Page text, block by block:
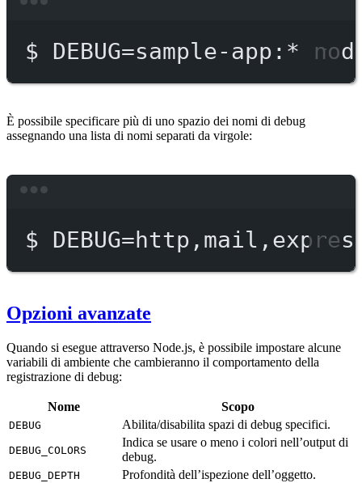
$ DEBUG=sample-app: *
È possibile specificare più di uno spazio dei nomi di debug
assegnando una lista di nomi separati da virgole:
$
Opzioni avanzate
Quando si esegue attraverso Node.js, è possibile impostare alcune
variabili di ambiente che cambieranno il comportamento della
registrazione di debug:
Nome Scopo
DEBUG Abilita/disabilita spazi di debug specifici.
DEBUG_COLORS
Indica se usare o meno i colori nell’output di
debug.
DEBUG_DEPTH Profondità dell’ispezione dell’oggetto.